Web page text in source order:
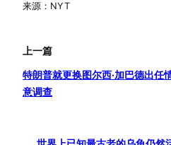
来源：NYT
上一篇
特朗普就更换图尔西·加巴德出任
意调查